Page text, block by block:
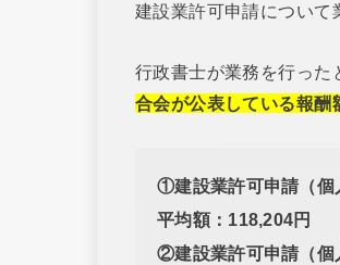
建設業許可申請について
行政書士が業務を行った
合会が公表している報酬
①建設業許可申請（個
平均額：118,204円
②建設業許可申請（個